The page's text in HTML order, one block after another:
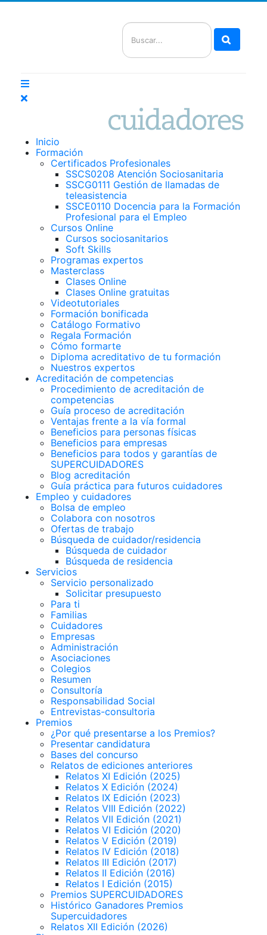
Inicio
Formación
Certificados Profesionales
SSCS0208 Atención Sociosanitaria
SSCG0111 Gestión de llamadas de
teleasistencia
SSCE0110 Docencia para la Formación
Profesional para el Empleo
Cursos Online
Cursos sociosanitarios
Soft Skills
Programas expertos
Masterclass
Clases Online
Clases Online gratuitas
Videotutoriales
Formación bonificada
Catálogo Formativo
Regala Formación
Cómo formarte
Diploma acreditativo de tu formación
Nuestros expertos
Acreditación de competencias
Procedimiento de acreditación de
competencias
Guía proceso de acreditación
Ventajas frente a la vía formal
Beneficios para personas físicas
Beneficios para empresas
Beneficios para todos y garantías de
SUPERCUIDADORES
Blog acreditación
Guía práctica para futuros cuidadores
Empleo y cuidadores
Bolsa de empleo
Colabora con nosotros
Ofertas de trabajo
Búsqueda de cuidador/residencia
Búsqueda de cuidador
Búsqueda de residencia
Servicios
Servicio personalizado
Solicitar presupuesto
Para ti
Familias
Cuidadores
Empresas
Administración
Asociaciones
Colegios
Resumen
Consultoría
Responsabilidad Social
Entrevistas-consultoria
Premios
¿Por qué presentarse a los Premios?
Presentar candidatura
Bases del concurso
Relatos de ediciones anteriores
Relatos XI Edición (2025)
Relatos X Edición (2024)
Relatos IX Edición (2023)
Relatos VIII Edición (2022)
Relatos VII Edición (2021)
Relatos VI Edición (2020)
Relatos V Edición (2019)
Relatos IV Edición (2018)
Relatos III Edición (2017)
Relatos II Edición (2016)
Relatos I Edición (2015)
Premios SUPERCUIDADORES
Histórico Ganadores Premios
Supercuidadores
Relatos XII Edición (2026)